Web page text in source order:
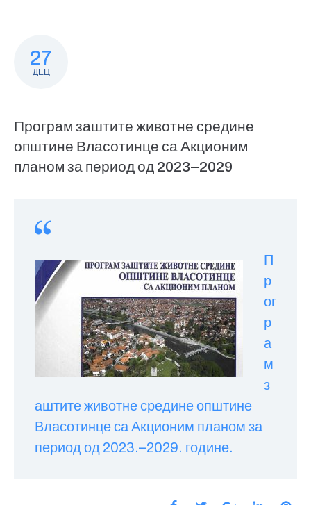
27
ДЕЦ
Програм заштите животне средине
општине Власотинце са Акционим
планом за период од 2023–2029
П
р
ог
р
а
м
з
аштите животне средине општине
Власотинце са Акционим планом за
период од 2023.–2029. године.